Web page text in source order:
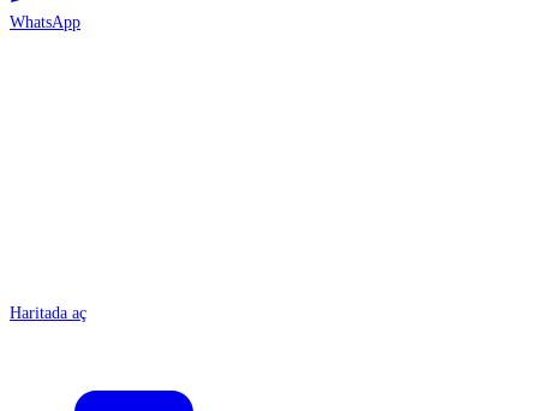
WhatsApp
Haritada aç